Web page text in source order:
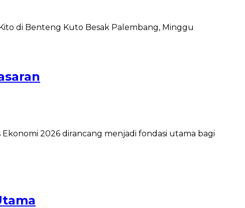
2026 dirancang menjadi fondasi utama bagi